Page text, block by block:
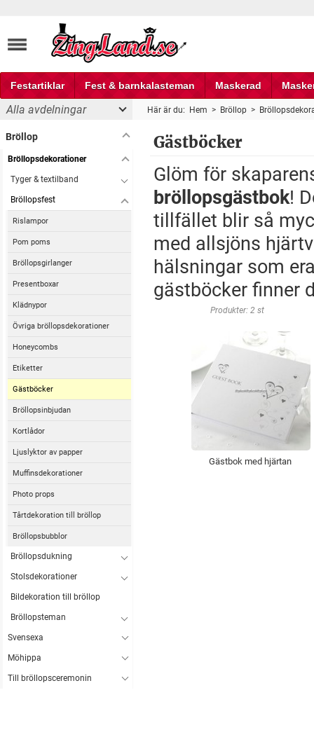
Festartiklar Fest & barnkalasteman Maskerad
Fest och partyprylar
Alla avdelningar Här är du: Hem > Bröllop >
Gästböcker
Glöm för
bröllopsgästbok!
tillfället blir så
med allsjöns
hälsningar som
gästböcker finner
Bröllop
Bröllopsdekorationer
Tyger & textilband
Bröllopsfest
Rislampor
Pom poms
Bröllopsgirlanger
Presentboxar
Klädnypor
Övriga bröllopsdekorationer
Honeycombs
Etiketter
Gästböcker
Bröllopsinbjudan
Kortlådor
Ljuslyktor av papper
Muffinsdekorationer
Photo props
Tårtdekoration till bröllop
Bröllopsbubblor
Bröllopsdukning
Stolsdekorationer
Bildekoration till bröllop
Bröllopsteman
Svensexa
Möhippa
Till bröllopsceremonin
Produkter: 2 st
Gästbok med hjärtan